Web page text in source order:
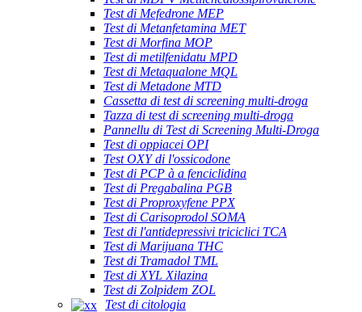
Test di Mefedrone MEP
Test di Metanfetamina MET
Test di Morfina MOP
Test di metilfenidatu MPD
Test di Metaqualone MQL
Test di Metadone MTD
Cassetta di test di screening multi-droga
Tazza di test di screening multi-droga
Pannellu di Test di Screening Multi-Droga
Test di oppiacei OPI
Test OXY di l'ossicodone
Test di PCP à a fenciclidina
Test di Pregabalina PGB
Test di Proproxyfene PPX
Test di Carisoprodol SOMA
Test di l'antidepressivi triciclici TCA
Test di Marijuana THC
Test di Tramadol TML
Test di XYL Xilazina
Test di Zolpidem ZOL
Test di citologia